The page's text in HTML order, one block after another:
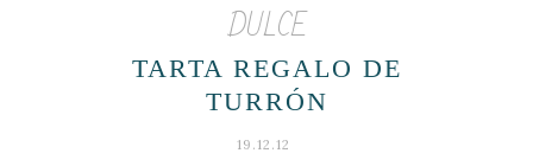
DULCE
TARTA REGALO DE
TURRÓN
19.12.12